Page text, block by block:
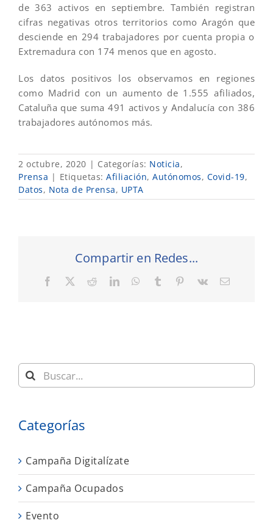
de 363 activos en septiembre. También registran
cifras negativas otros territorios como Aragón que
desciende en 294 trabajadores por cuenta propia o
Extremadura con 174 menos que en agosto.
Los datos positivos los observamos en regiones
como Madrid con un aumento de 1.555 afiliados,
Cataluña que suma 491 activos y Andalucía con 386
trabajadores autónomos más.
2 octubre, 2020 | Categorías: Noticia,
Prensa | Etiquetas: Afiliación, Autónomos, Covid-19,
Datos, Nota de Prensa, UPTA
Compartir en Redes...
Facebook RedditLinkedInWhatsApp
Tumblr Pinterest
Vk
Correo
Buscar:
Categorías
Campaña Digitalízate
Campaña Ocupados
Evento